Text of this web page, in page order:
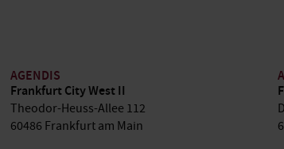
AGENDIS
Frankfurt City West II
Theodor-Heuss-Allee 112
60486 Frankfurt am Main